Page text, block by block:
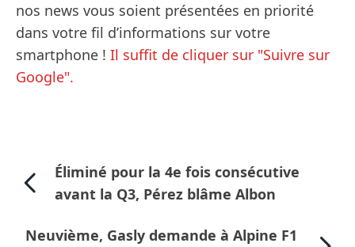
nos news vous soient présentées en priorité
dans votre fil d’informations sur votre
smartphone ! Il suffit de cliquer sur "Suivre sur
Google".
Éliminé pour la 4e fois consécutive
avant la Q3, Pérez blâme Albon
Neuvième, Gasly demande à Alpine F1